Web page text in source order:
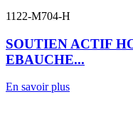
1122-M704-H
SOUTIEN ACTIF
EBAUCHE...
En savoir plus